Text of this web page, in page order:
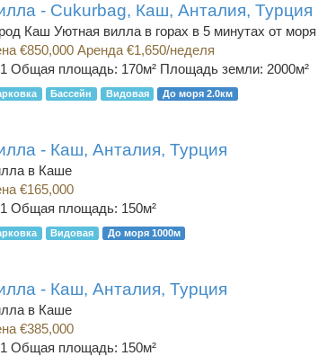
- Cukurbag, Каш, Анталия, Турция
Каш Уютная вилла в горах в 5 минутах от моря
€850,000 Аренда €1,650/неделя
Общая площадь: 170м² Площадь земли: 2000м²
Бассейн Видовая До моря 2.0км
- Каш, Анталия, Турция
в Каше
€165,000
Общая площадь: 150м²
Видовая До моря 1000м
- Каш, Анталия, Турция
в Каше
€385,000
Общая площадь: 150м²